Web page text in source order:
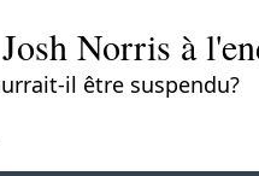
Norris à
il être suspendu?